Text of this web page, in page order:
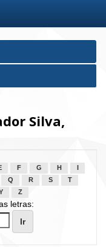
Silva,
F G H
Q R S
T
Z
letras: